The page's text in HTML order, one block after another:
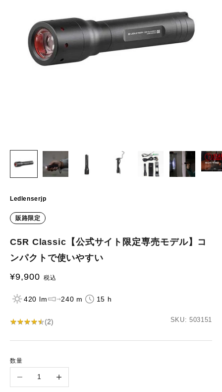
Ledlenserjp
販路限定
C5R Classic【公式サイト限定専売モデル】コ
ンパクトで使いやすい
セール価格
¥9,900 税込
420 lm 240 m 15 h
★★★★★
★★★★★(2) SKU: 503151
数量
数量を減らす